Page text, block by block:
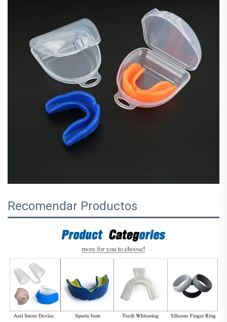
Recomendar Productos